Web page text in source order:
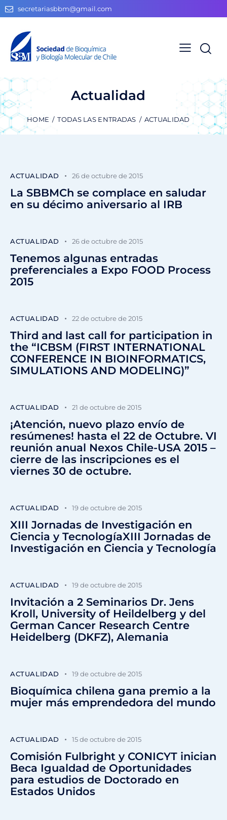
secretariasbbm@gmail.com
Actualidad
HOME TODAS LAS ENTRADAS ACTUALIDAD
ACTUALIDAD 26 de octubre de 2015
La SBBMCh se complace en saludar
en su décimo aniversario al IRB
ACTUALIDAD 26 de octubre de 2015
Tenemos algunas entradas
preferenciales a Expo FOOD Process
2015
ACTUALIDAD 22 de octubre de 2015
Third and last call for participation in
the “ICBSM (FIRST INTERNATIONAL
CONFERENCE IN BIOINFORMATICS,
SIMULATIONS AND MODELING)”
ACTUALIDAD 21 de octubre de 2015
¡Atención, nuevo plazo envío de
resúmenes! hasta el 22 de Octubre. VI
reunión anual Nexos Chile-USA 2015 –
cierre de las inscripciones es el
viernes 30 de octubre.
ACTUALIDAD 19 de octubre de 2015
XIII Jornadas de Investigación en
Ciencia y TecnologíaXIII Jornadas de
Investigación en Ciencia y Tecnología
ACTUALIDAD 19 de octubre de 2015
Invitación a 2 Seminarios Dr. Jens
Kroll, University of Heildelberg y del
German Cancer Research Centre
Heidelberg (DKFZ), Alemania
ACTUALIDAD 19 de octubre de 2015
Bioquímica chilena gana premio a la
mujer más emprendedora del mundo
ACTUALIDAD 15 de octubre de 2015
Comisión Fulbright y CONICYT inician
Beca Igualdad de Oportunidades
para estudios de Doctorado en
Estados Unidos